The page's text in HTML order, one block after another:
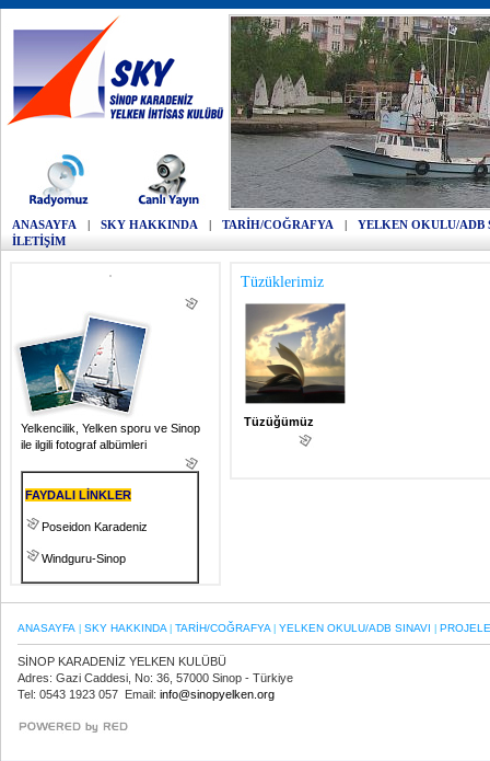
ANASAYFA | SKY HAKKINDA | TARİH/COĞRAFYA |
YELKEN OKULU/ADB
İLETİŞİM
Yelkencilik, Yelken sporu ve Sinop
ile ilgili fotograf albümleri
FAYDALI LİNKLER
Poseidon Karadeniz
Windguru-Sinop
Tüzüklerimiz
Tüzüğümüz
ANASAYFA SKY HAKKINDA TARİH/COĞRAFYA YELKEN OKULU/ADB SINAVI
SİNOP KARADENİZ YELKEN KULÜBÜ
Adres: Gazi Caddesi, No: 36, 57000 Sinop - Türkiye
Tel: 0543 1923 057 Email: info@sinopyelken.org